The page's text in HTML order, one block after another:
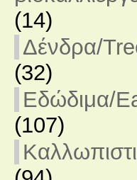
(14)
Δένδρα/
(32)
Εδώδιμα/
(107)